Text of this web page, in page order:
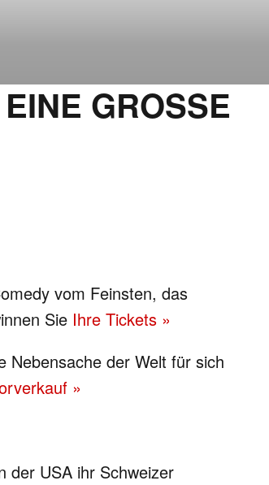
GROSSE
vom Feinsten, das
Sie Ihre Tickets »
Nebensache der Welt für sich
»
der USA ihr Schweizer